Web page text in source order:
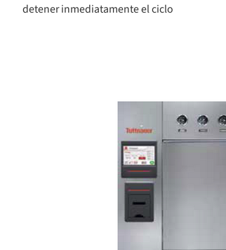
detener inmediatamente el ciclo